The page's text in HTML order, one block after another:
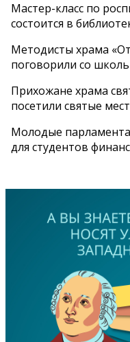
Мастер-класс по
состоится в
Методисты храма
поговорили со
Прихожане храма
посетили святые
Молодые
для студентов